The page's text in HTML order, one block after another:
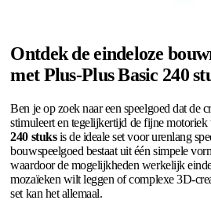
Ontdek de eindeloze
met Plus-Plus Basic 240
Ben je op zoek naar een speelgoed dat de
stimuleert en tegelijkertijd de fijne motoriek
240 stuksis de ideale set voor urenlang
bouwspeelgoed bestaat uit één simpele
waardoor de mogelijkheden werkelijk
mozaïeken wilt leggen of complexe 3D-
set kan het allemaal.